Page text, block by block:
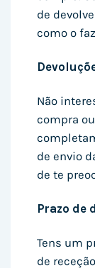
de
como o
Não
compra
de envio
de te
Prazo de
Tens um
de